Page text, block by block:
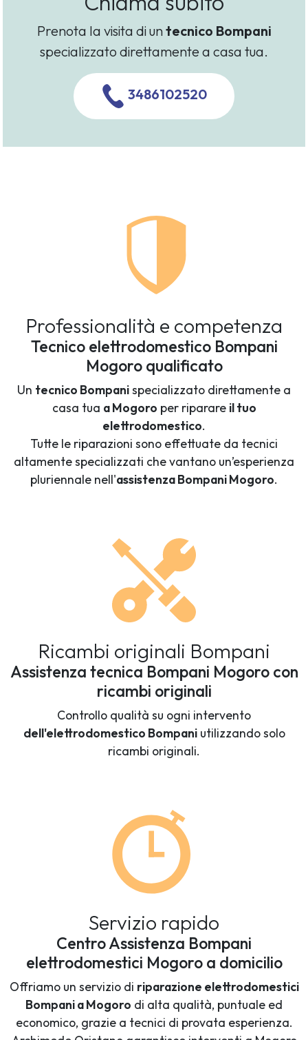
Prenota la visita di untecnico Bompani
specializzato direttamente a casa tua.
3486102520
Professionalità e competenza
Tecnico elettrodomestico Bompani
Mogoro qualificato
Un tecnico Bompanispecializzato direttamente a
casa tua a Mogoro per riparare il tuo
elettrodomestico.
Tutte le riparazioni sono effettuate da tecnici
altamente specializzati che vantano un’esperienza
pluriennale nell'assistenza Bompani Mogoro.
Ricambi originali Bompani
Assistenza tecnica Bompani Mogoro con
ricambi originali
Controllo qualità su ogni intervento
dell'elettrodomestico Bompaniutilizzando solo
ricambi originali.
Servizio rapido
Centro Assistenza Bompani
elettrodomestici Mogoro a domicilio
Offriamo un servizio di riparazione elettrodomestici
Bompani a Mogoro di alta qualità, puntuale ed
economico, grazie a tecnici di provata esperienza.